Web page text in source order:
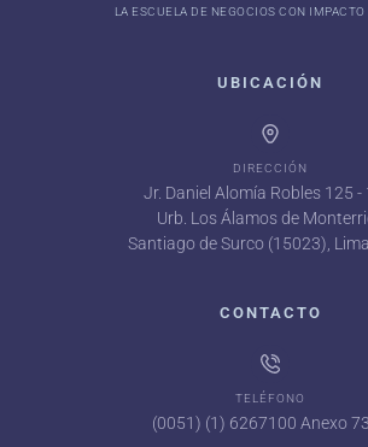
LA ESCUELA DE NEGOCIOS CON
UBICACIÓN
DIRECCIÓN
Jr. Daniel Alomía Robles 125 -
Urb. Los Álamos de
Santiago de Surco (15023),
CONTACTO
TELÉFONO
(0051) (1) 6267100 Anexo